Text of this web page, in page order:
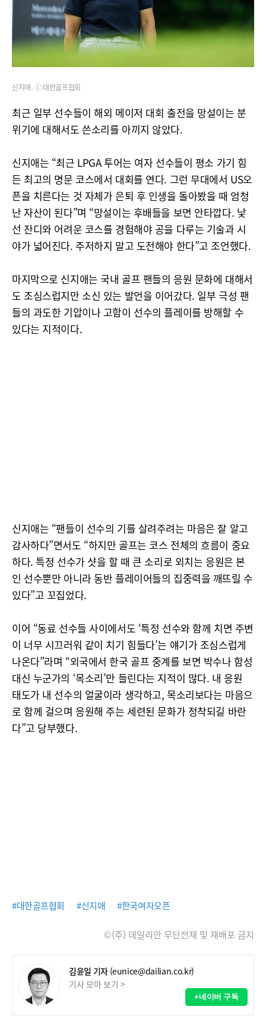
신지애. ⓒ 대한골프협회
최근 일부 선수들이 해외 메이저 대회 출전을 망설이는 분
위기에 대해서도 쓴소리를 아끼지 않았다.
신지애는 “최근 LPGA 투어는 여자 선수들이 평소 가기 힘
든 최고의 명문 코스에서 대회를 연다. 그런 무대에서 US오
픈을 치른다는 것 자체가 은퇴 후 인생을 돌아봤을 때 엄청
난 자산이 된다”며 “망설이는 후배들을 보면 안타깝다. 낯
선 잔디와 어려운 코스를 경험해야 공을 다루는 기술과 시
야가 넓어진다. 주저하지 말고 도전해야 한다”고 조언했다.
마지막으로 신지애는 국내 골프 팬들의 응원 문화에 대해서
도 조심스럽지만 소신 있는 발언을 이어갔다. 일부 극성 팬
들의 과도한 기압이나 고함이 선수의 플레이를 방해할 수
있다는 지적이다.
신지애는 “팬들이 선수의 기를 살려주려는 마음은 잘 알고
감사하다”면서도 “하지만 골프는 코스 전체의 흐름이 중요
하다. 특정 선수가 샷을 할 때 큰 소리로 외치는 응원은 본
인 선수뿐만 아니라 동반 플레이어들의 집중력을 깨뜨릴 수
있다”고 꼬집었다.
이어 “동료 선수들 사이에서도 ‘특정 선수와 함께 치면 주변
이 너무 시끄러워 같이 치기 힘들다’는 얘기가 조심스럽게
나온다”라며 “외국에서 한국 골프 중계를 보면 박수나 함성
대신 누군가의 ‘목소리’만 들린다는 지적이 많다. 내 응원
태도가 내 선수의 얼굴이라 생각하고, 목소리보다는 마음으
로 함께 걸으며 응원해 주는 세련된 문화가 정착되길 바란
다”고 당부했다.
#대한골프협회 #신지애 #한국여자오픈
©(주) 데일리안 무단전재 및 재배포 금지
김윤일 기자 (eunice@dailian.co.kr)
기사 모아 보기 >
+네이버 구독